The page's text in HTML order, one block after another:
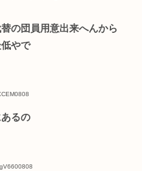
の団員用意出来へんから
やで
るの